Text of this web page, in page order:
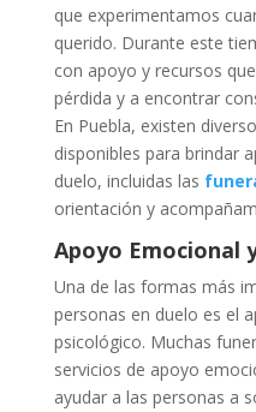
que experimentamos
querido. Durante este
con apoyo y recursos
pérdida y a encontrar
En Puebla, existen
disponibles para brindar
duelo, incluidas las
orientación y
Apoyo Emocional
Una de las formas más
personas en duelo es el
psicológico. Muchas
servicios de apoyo
ayudar a las personas a